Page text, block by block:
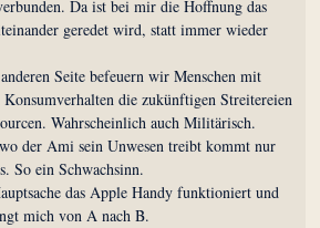
Da ist bei mir die Hoffnung das
geredet wird, statt immer wieder
Seite befeuern wir Menschen mit
Konsumverhalten die zukünftigen Streitereien
Wahrscheinlich auch Militärisch.
der Ami sein Unwesen treibt kommt nur
So ein Schwachsinn.
das Apple Handy funktioniert und
mich von A nach B.